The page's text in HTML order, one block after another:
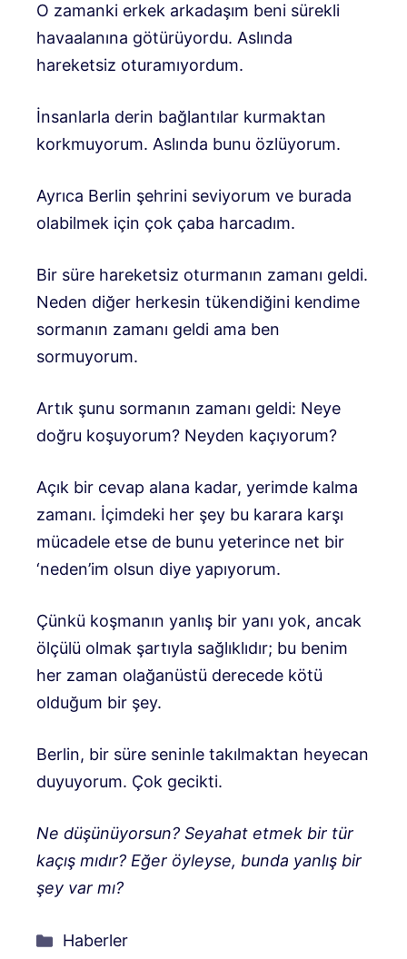
O zamanki erkek arkadaşım beni sürekli
havaalanına götürüyordu. Aslında
hareketsiz oturamıyordum.
İnsanlarla derin bağlantılar kurmaktan
korkmuyorum. Aslında bunu özlüyorum.
Ayrıca Berlin şehrini seviyorum ve burada
olabilmek için çok çaba harcadım.
Bir süre hareketsiz oturmanın zamanı geldi.
Neden diğer herkesin tükendiğini kendime
sormanın zamanı geldi ama ben
sormuyorum.
Artık şunu sormanın zamanı geldi: Neye
doğru koşuyorum? Neyden kaçıyorum?
Açık bir cevap alana kadar, yerimde kalma
zamanı. İçimdeki her şey bu karara karşı
mücadele etse de bunu yeterince net bir
‘neden’im olsun diye yapıyorum.
Çünkü koşmanın yanlış bir yanı yok, ancak
ölçülü olmak şartıyla sağlıklıdır; bu benim
her zaman olağanüstü derecede kötü
olduğum bir şey.
Berlin, bir süre seninle takılmaktan heyecan
duyuyorum. Çok gecikti.
Ne düşünüyorsun? Seyahat etmek bir tür
kaçış mıdır? Eğer öyleyse, bunda yanlış bir
şey var mı?
Kategoriler
Haberler